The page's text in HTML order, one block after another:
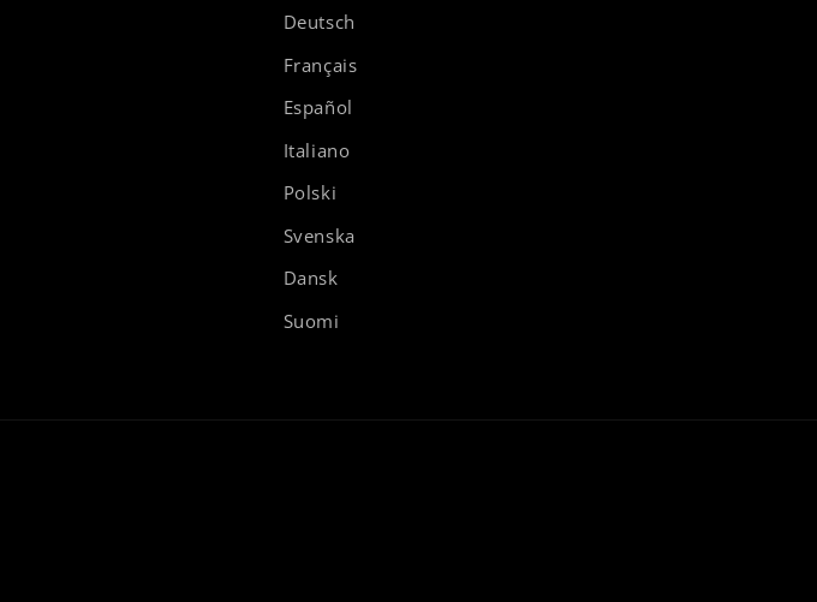
Deutsch
Français
Español
Italiano
Polski
Svenska
Dansk
Suomi